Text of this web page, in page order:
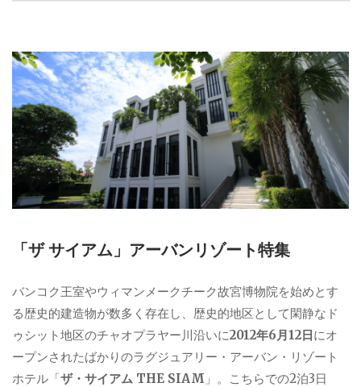
リ
ー
「ザ サイアム」アーバンリゾート特集
バンコク王室やウィマンメークチーク故宮博物院を始めとす
る歴史的建造物が数多く存在し、歴史的地区として閑静なド
ゥシット地区のチャオプラヤー川沿いに2012年6月12日にオ
ープンされたばかりのラグジュアリー・アーバン・リゾート
ホテル「ザ・サイアム THE SIAM 」。こちらでの2泊3日